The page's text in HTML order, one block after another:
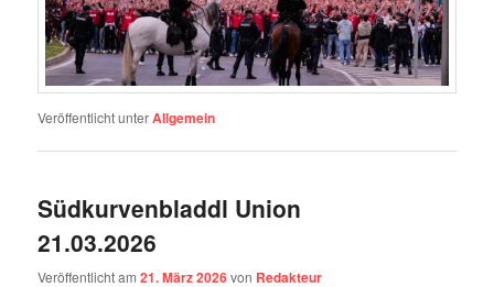
Veröffentlicht unterAllgemein
Südkurvenbladdl Union
21.03.2026
Veröffentlicht am21. März 2026von Redakteur